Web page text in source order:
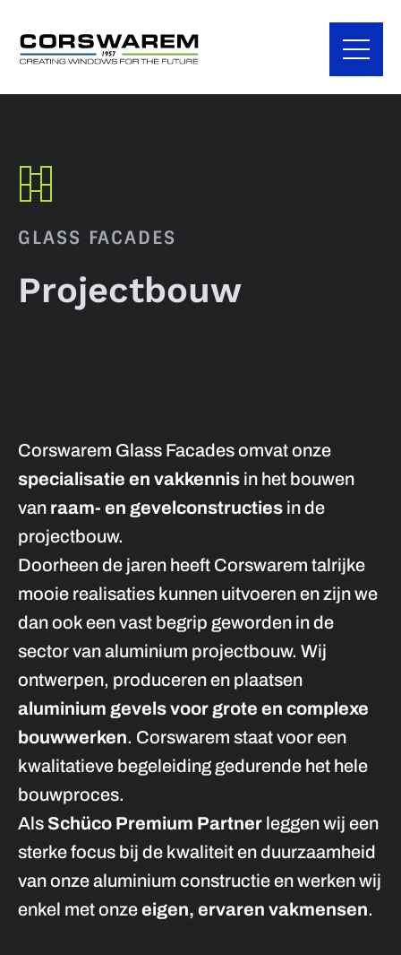
GLASS FACADES
Projectbouw
Corswarem Glass Facades omvat onze
specialisatie en vakkennis in het bouwen
van raam- en gevelconstructies in de
projectbouw.
Doorheen de jaren heeft Corswarem talrijke
mooie realisaties kunnen uitvoeren en zijn we
dan ook een vast begrip geworden in de
sector van aluminium projectbouw. Wij
ontwerpen, produceren en plaatsen
aluminium gevels voor grote en complexe
bouwwerken. Corswarem staat voor een
kwalitatieve begeleiding gedurende het hele
bouwproces.
Als Schüco Premium Partner leggen wij een
sterke focus bij de kwaliteit en duurzaamheid
van onze aluminium constructie en werken wij
enkel met onzeeigen, ervaren vakmensen.